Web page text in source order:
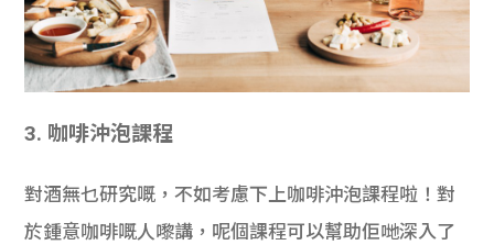
3. 咖啡沖泡課程
對酒無乜研究嘅，不如考慮下上咖啡沖泡課程啦！對
於鍾意咖啡嘅人嚟講，呢個課程可以幫助佢哋深入了